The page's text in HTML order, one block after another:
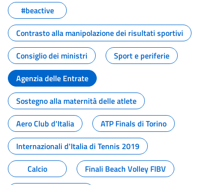
#beactive
Contrasto alla manipolazione dei risultati sportivi
Consiglio dei ministri
Sport e periferie
Agenzia delle Entrate
Sostegno alla maternità delle atlete
Aero Club d'Italia
ATP Finals di Torino
Internazionali d'Italia di Tennis 2019
Calcio
Finali Beach Volley FIBV